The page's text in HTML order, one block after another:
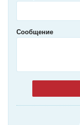
Сообщение